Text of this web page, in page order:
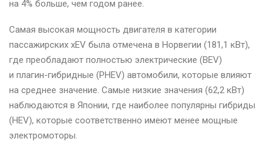
на 4% больше, чем годом ранее.
Самая высокая мощность двигателя в категории
пассажирских xEV была отмечена в Норвегии (181,1 кВт),
где преобладают полностью электрические (BEV)
и плагин-гибридные (PHEV) автомобили, которые влияют
на среднее значение. Самые низкие значения (62,2 кВт)
наблюдаются в Японии, где наиболее популярны гибриды
(HEV), которые соответственно имеют менее мощные
электромоторы.